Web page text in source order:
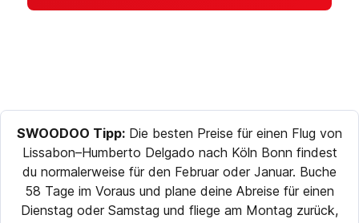
SWOODOO Tipp: Die besten Preise für einen Flug von
Lissabon–Humberto Delgado nach Köln Bonn findest
du normalerweise für den Februar oder Januar. Buche
58 Tage im Voraus und plane deine Abreise für einen
Dienstag oder Samstag und fliege am Montag zurück,